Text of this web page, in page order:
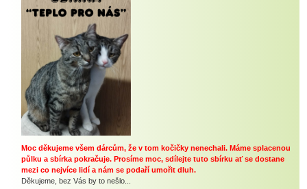
Moc děkujeme všem dárcům, že v tom kočičky nenechali. Máme splacenou
půlku a sbírka pokračuje. Prosíme moc, sdílejte tuto sbírku ať se dostane
mezi co nejvíce lidí a nám se podaří umořit dluh.
Děkujeme, bez Vás by to nešlo...